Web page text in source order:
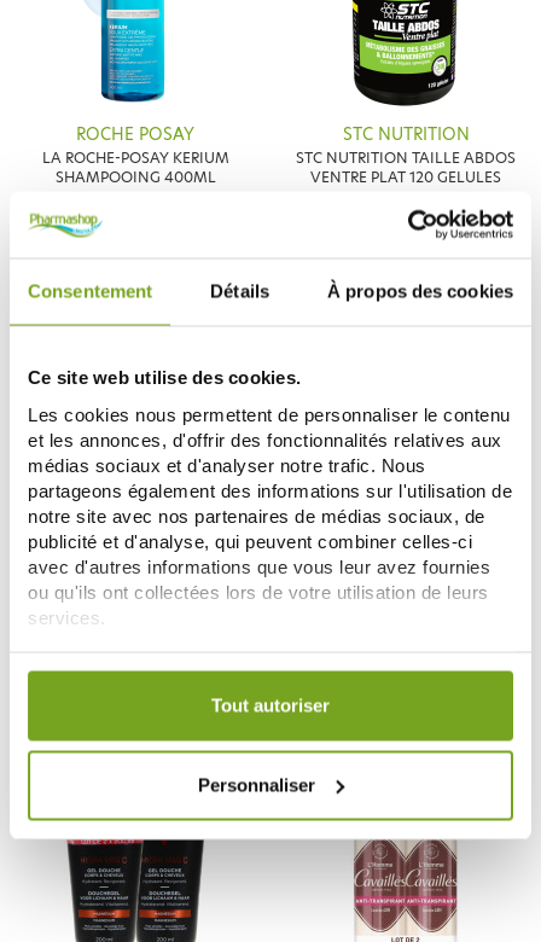
Consentement Détails À propos des cookies
Ce site web utilise des cookies.
Les cookies nous permettent de personnaliser le contenu
et les annonces, d'offrir des fonctionnalités relatives aux
médias sociaux et d'analyser notre trafic. Nous
partageons également des informations sur l'utilisation de
notre site avec nos partenaires de médias sociaux, de
publicité et d'analyse, qui peuvent combiner celles-ci
avec d'autres informations que vous leur avez fournies
ou qu'ils ont collectées lors de votre utilisation de leurs
services.
Votre choix de consentement est conservé pendant une
Tout autoriser
Personnaliser
ROCHE POSAY
LA ROCHE-POSAY KERIUM
SHAMPOOING 400ML
14,60 €
AJOUTER AU PANIER
STC NUTRITION
STC NUTRITION TAILLE ABDOS
VENTRE PLAT 120 GELULES
17,52 €
AJOUTER AU PANIER
PILEJE
PILEJE PROTEOCHOC 12
AJOUTER AU PANIER
GAMARDE
GAMARDE HOMME GEL
AJOUTER AU PANIER
-10